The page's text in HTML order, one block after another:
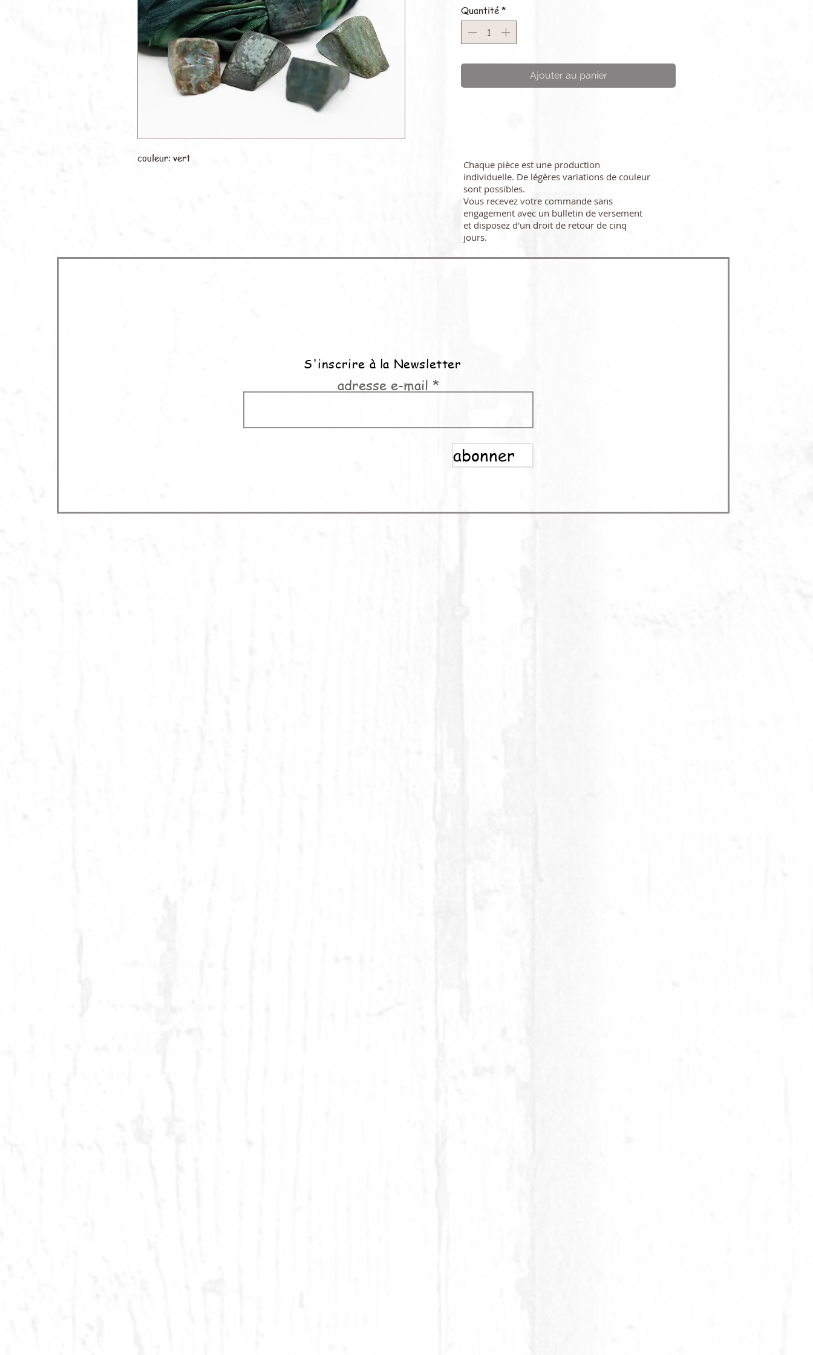
couleur: vert
Quantité *
Ajouter au panier
Chaque pièce est une production
individuelle. De légères variations de couleur
sont possibles.
Vous recevez votre commande sans
engagement avec un bulletin de versement
et disposez d'un droit de retour de cinq
jours.
S'inscrire à la Newsletter
adresse e-mail
abonner